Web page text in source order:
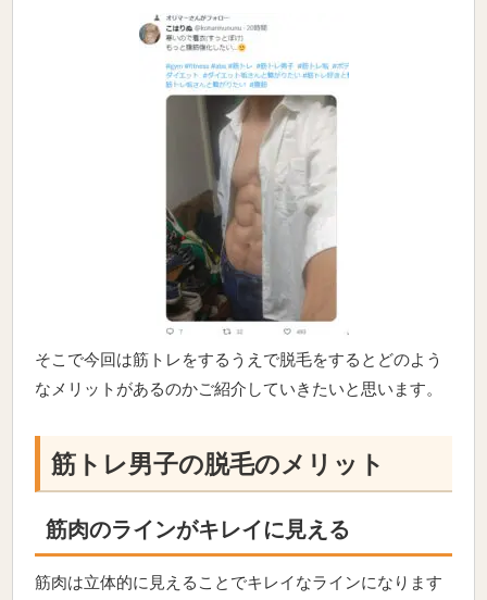
そこで今回は筋トレをするうえで脱毛をするとどのよう
なメリットがあるのかご紹介していきたいと思います。
筋トレ男子の脱毛のメリット
筋肉のラインがキレイに見える
筋肉は立体的に見えることでキレイなラインになります